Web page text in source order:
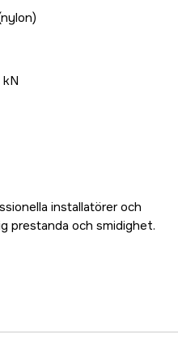
kN
installatörer och
prestanda och smidighet.